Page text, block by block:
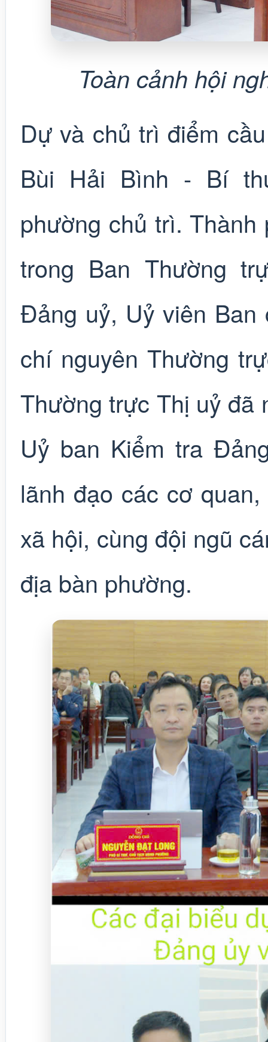
Toàn cảnh hội
Dự và chủ trì điểm
Bùi Hải Bình - Bí
phường chủ trì.
trong Ban Thường
Đảng uỷ, Uỷ viên
chí nguyên Thường
Thường trực Thị uỷ đã
Uỷ ban Kiểm tra
lãnh đạo các cơ
xã hội, cùng đội ngũ
địa bàn phường.